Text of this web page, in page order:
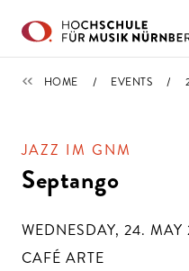
CALENDAR
HOME EVENTS
JAZZ IM GNM
Septango
WEDNESDAY, 24.
CAFÉ ARTE